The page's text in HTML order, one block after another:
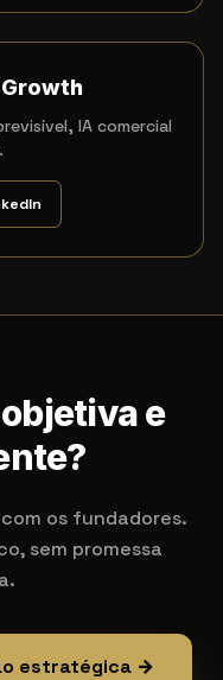
IA comercial
e
os fundadores.
sem promessa
estratégica →